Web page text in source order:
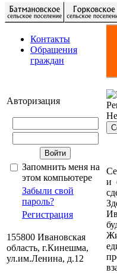
Контакты
Обращения
граждан
Авторизация
Запомнить меня на
этом компьютере
Забыли свой
пароль?
Регистрация
155800 Ивановская
область, г.Кинешма,
ул.им.Ленина, д.12
и